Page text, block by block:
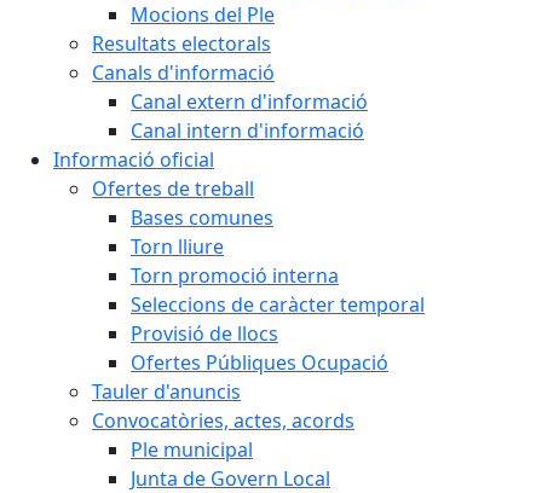
Mocions del Ple
Resultats electorals
Canals d'informació
Canal extern d'informació
Canal intern d'informació
Informació oficial
Ofertes de treball
Bases comunes
Torn lliure
Torn promoció interna
Seleccions de caràcter temporal
Provisió de llocs
Ofertes Públiques Ocupació
Tauler d'anuncis
Convocatòries, actes, acords
Ple municipal
Junta de Govern Local